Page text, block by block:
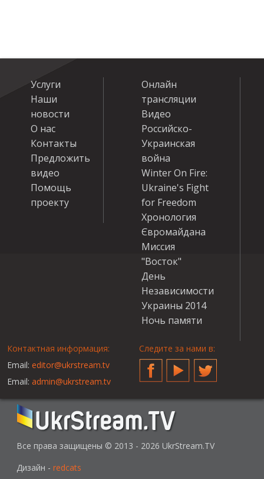
Услуги
Наши
новости
О нас
Контакты
Предложить
видео
Помощь
проекту
Онлайн
трансляции
Видео
Российско-
Украинская
война
Winter On Fire:
Ukraine's Fight
for Freedom
Хронология
Євромайдана
Миссия
"Восток"
День
Независимости
Украины 2014
Ночь памяти
Контактная информация:
Email: editor@ukrstream.tv
Email: admin@ukrstream.tv
Следите за нами в:
FacebookYouTubeTwitter
Все права защищены © 2013 - 2026 UkrStream.TV
Дизайн - redcats